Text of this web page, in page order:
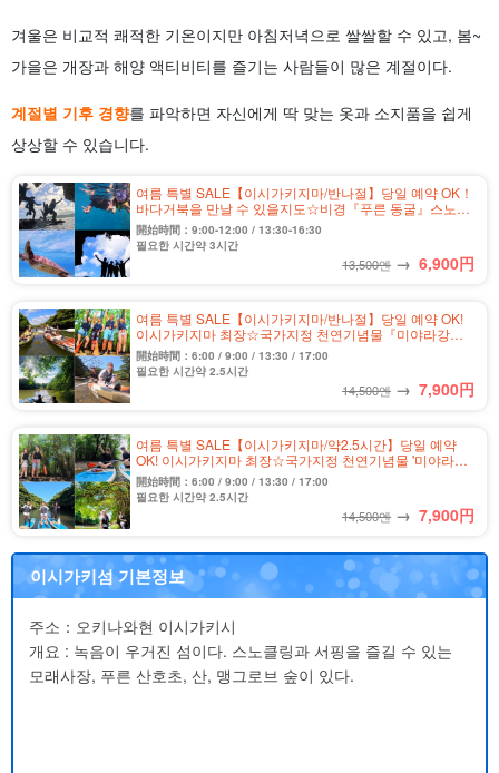
겨울은 비교적 쾌적한 기온이지만 아침저녁으로 쌀쌀할 수 있고, 봄~
가을은 개장과 해양 액티비티를 즐기는 사람들이 많은 계절이다.
계절별 기후 경향를 파악하면 자신에게 딱 맞는 옷과 소지품을 쉽게
상상할 수 있습니다.
여름 특별 SALE【이시가키지마/반나절】당일 예약 OK！
바다거북을 만날 수 있을지도☆비경『푸른 동굴』스노클
링&동굴탐험투어★사진 무료&송영 포함(No.304)
開始時間：9:00-12:00 / 13:30-16:30
필요한 시간약 3시간
13,500엔 → 6,900円
여름 특별 SALE【이시가키지마/반나절】당일 예약 OK!
이시가키지마 최장☆국가지정 천연기념물『미야라강』
맹그로브 카누 투어★사진 무료&송영 포함(No.328)
開始時間：6:00 / 9:00 / 13:30 / 17:00
필요한 시간약 2.5시간
14,500엔 → 7,900円
여름 특별 SALE【이시가키지마/약2.5시간】당일 예약
OK! 이시가키지마 최장☆국가지정 천연기념물 '미야라강'
맹그로브 SUP 투어★＜사진 무료&송영 포함＞(No.329)
開始時間：6:00 / 9:00 / 13:30 / 17:00
필요한 시간약 2.5시간
14,500엔 → 7,900円
이시가키섬 기본정보
주소：오키나와현 이시가키시
개요 : 녹음이 우거진 섬이다. 스노클링과 서핑을 즐길 수 있는
모래사장, 푸른 산호초, 산, 맹그로브 숲이 있다.